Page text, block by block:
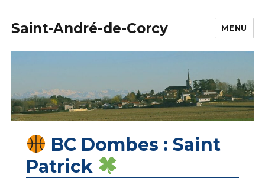
Saint-André-de-Corcy MENU
BC Dombes : Saint
Patrick